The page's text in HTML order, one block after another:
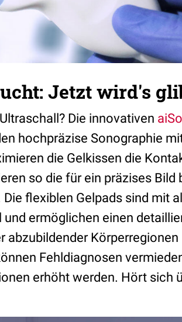
Jetzt wird's
Die innovativen
hochpräzise Sonographie
die Gelkissen die
so die für ein präzises Bild
flexiblen Gelpads sind mit
ermöglichen einen
Fehldiagnosen
erhöht werden. Hört sich